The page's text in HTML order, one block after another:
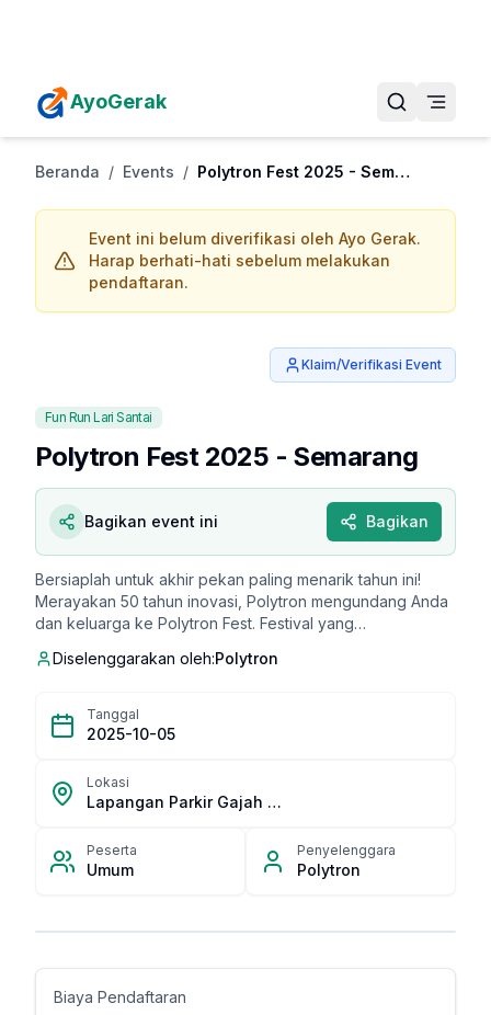
AyoGerak
Beranda / Events / Polytron Fest 2025 - Semarang
Event ini belum diverifikasi oleh Ayo Gerak.
Harap berhati-hati sebelum melakukan
pendaftaran.
Klaim/Verifikasi Event
Fun Run Lari Santai
Polytron Fest 2025 - Semarang
Bagikan event ini Bagikan
Bersiaplah untuk akhir pekan paling menarik tahun ini!
Merayakan 50 tahun inovasi, Polytron mengundang Anda
dan keluarga ke Polytron Fest. Festival yang
teknologi dalam satu perayaan besar. Always On. Made
Diselenggarakan oleh:Polytron
Tanggal
2025-10-05
Lokasi
Lapangan Parkir Gajah Mada Plaza
Peserta
Umum
Penyelenggara
Polytron
Biaya Pendaftaran